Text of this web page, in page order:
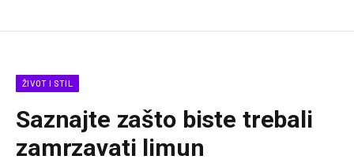
ŽIVOT I STIL
Saznajte zašto biste trebali
zamrzavati limun